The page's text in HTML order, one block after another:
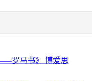
罗马书》 博爱思